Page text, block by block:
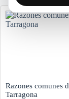
Razones comunes
Tarragona